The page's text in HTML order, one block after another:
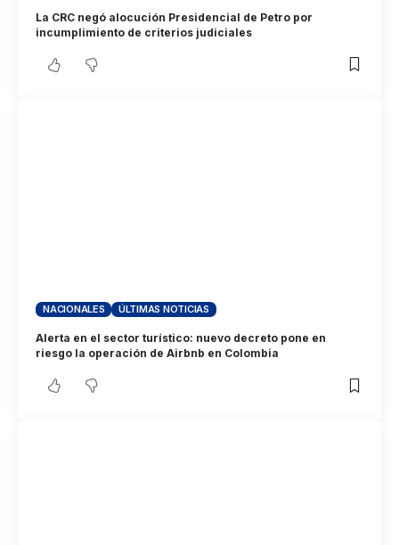
La CRC negó alocución Presidencial de Petro por
incumplimiento de criterios judiciales
NACIONALES ÚLTIMAS NOTICIAS
Alerta en el sector turístico: nuevo decreto pone en
riesgo la operación de Airbnb en Colombia